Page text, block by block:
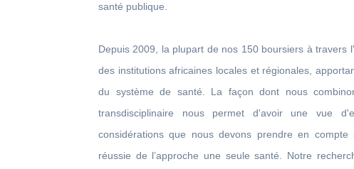
santé publique.
Depuis 2009, la plupart de nos 150 boursiers à
des institutions africaines locales et régionales,
du système de santé. La façon dont nous
transdisciplinaire nous permet d'avoir une vue
considérations que nous devons prendre en
réussie de l’approche une seule santé. Notre